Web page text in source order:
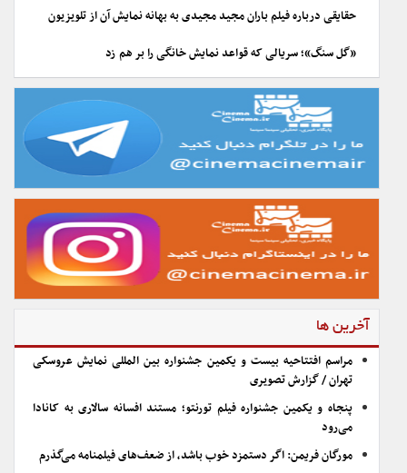
حقایقی درباره فیلم باران مجید مجیدی به بهانه نمایش آن از تلویزیون
«گل سنگ»؛ سریالی که قواعد نمایش خانگی را بر هم زد
آخرین ها
مراسم افتتاحیه بیست و یکمین جشنواره بین المللی نمایش عروسکی
تهران / گزارش تصویری
پنجاه و یکمین جشنواره فیلم تورنتو؛ مستند افسانه سالاری به کانادا
می‌رود
مورگان فریمن: اگر دستمزد خوب باشد، از ضعف‌های فیلمنامه می‌گذرم